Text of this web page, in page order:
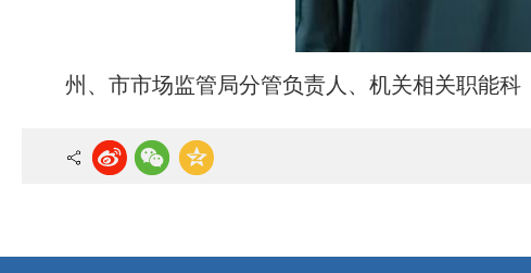
州、市市场监管局分管负责人、机关相关职能科